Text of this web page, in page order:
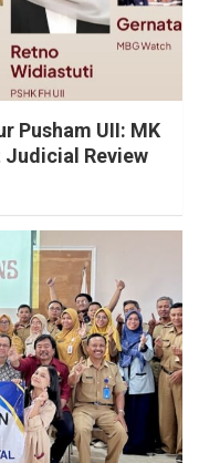
Pusham UII: MK
Review